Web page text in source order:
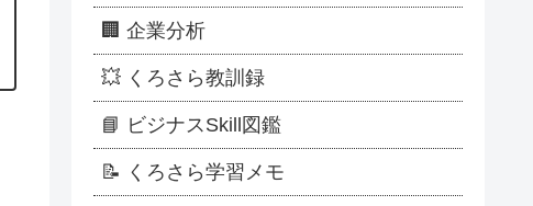
🏢 企業分析
💥 くろさら教訓録
📘 ビジナスSkill図鑑
📝 くろさら学習メモ